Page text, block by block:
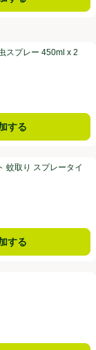
2
スプレー 450ml x 2
する
イプ 200日分
蚊取り スプレータイ
する